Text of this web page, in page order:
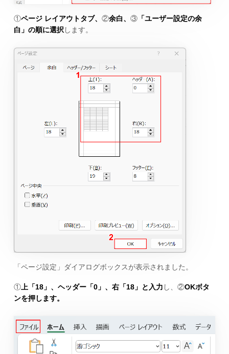
①ページ レイアウトタブ、 ②余白、 ③「ユーザー設定の余
白」の順に選択します。
「ページ設定」ダイアログボックスが表示されました。
①上「18」、ヘッダー「0」、右「18」と入力 し、②OKボタ
ンを押します。